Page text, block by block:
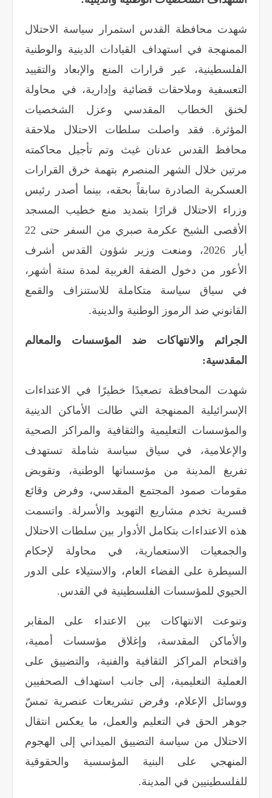
شهدت محافظة القدس استمرار سياسة الاحتلال
الممنهجة في استهداف القيادات الدينية والوطنية
الفلسطينية، عبر قرارات المنع والإبعاد والتقييد
التعسفية وملاحقات قضائية وإدارية، في محاولة
لخنق الخطاب المقدسي وعزل الشخصيات
المؤثرة. فقد واصلت سلطات الاحتلال ملاحقة
محافظ القدس عدنان غيث وتم تأجيل محاكمته
مرتين خلال الشهر المنصرم بتهمة خرق القرارات
العسكرية الصادرة سابقاً بحقه، بينما أصدر رئيس
وزراء الاحتلال قرارًا بتمديد منع خطيب المسجد
الأقصى الشيخ عكرمة صبري من السفر حتى 22
أيار 2026، ومنعت وزير شؤون القدس أشرف
الأعور من دخول الضفة الغربية لمدة ستة أشهر،
في سياق سياسة متكاملة للاستنزاف والقمع
القانوني ضد الرموز الوطنية والدينية.
الجرائم والانتهاكات ضد المؤسسات والمعالم
المقدسية:
شهدت المحافظة تصعيدًا خطيرًا في الاعتداءات
الإسرائيلية الممنهجة التي طالت الأماكن الدينية
والمؤسسات التعليمية والثقافية والمراكز الصحية
والإعلامية، في سياق سياسة شاملة تستهدف
تفريغ المدينة من مؤسساتها الوطنية، وتقويض
مقومات صمود المجتمع المقدسي، وفرض وقائع
قسرية تخدم مشاريع التهويد والأسرلة. واتسمت
هذه الاعتداءات بتكامل الأدوار بين سلطات الاحتلال
والجمعيات الاستعمارية، في محاولة لإحكام
السيطرة على الفضاء العام، والاستيلاء على الدور
الحيوي للمؤسسات الفلسطينية في القدس.
وتنوعت الانتهاكات بين الاعتداء على المقابر
والأماكن المقدسة، وإغلاق مؤسسات أممية،
واقتحام المراكز الثقافية والفنية، والتضييق على
العملية التعليمية، إلى جانب استهداف الصحفيين
ووسائل الإعلام، وفرض تشريعات عنصرية تمسّ
جوهر الحق في التعليم والعمل، ما يعكس انتقال
الاحتلال من سياسة التضييق الميداني إلى الهجوم
المنهجي على البنية المؤسسية والحقوقية
للفلسطينيين في المدينة.